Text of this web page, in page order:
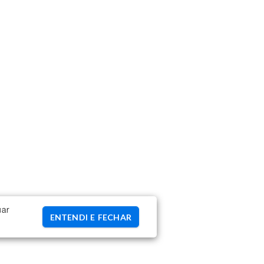
ENTENDI E FECHAR